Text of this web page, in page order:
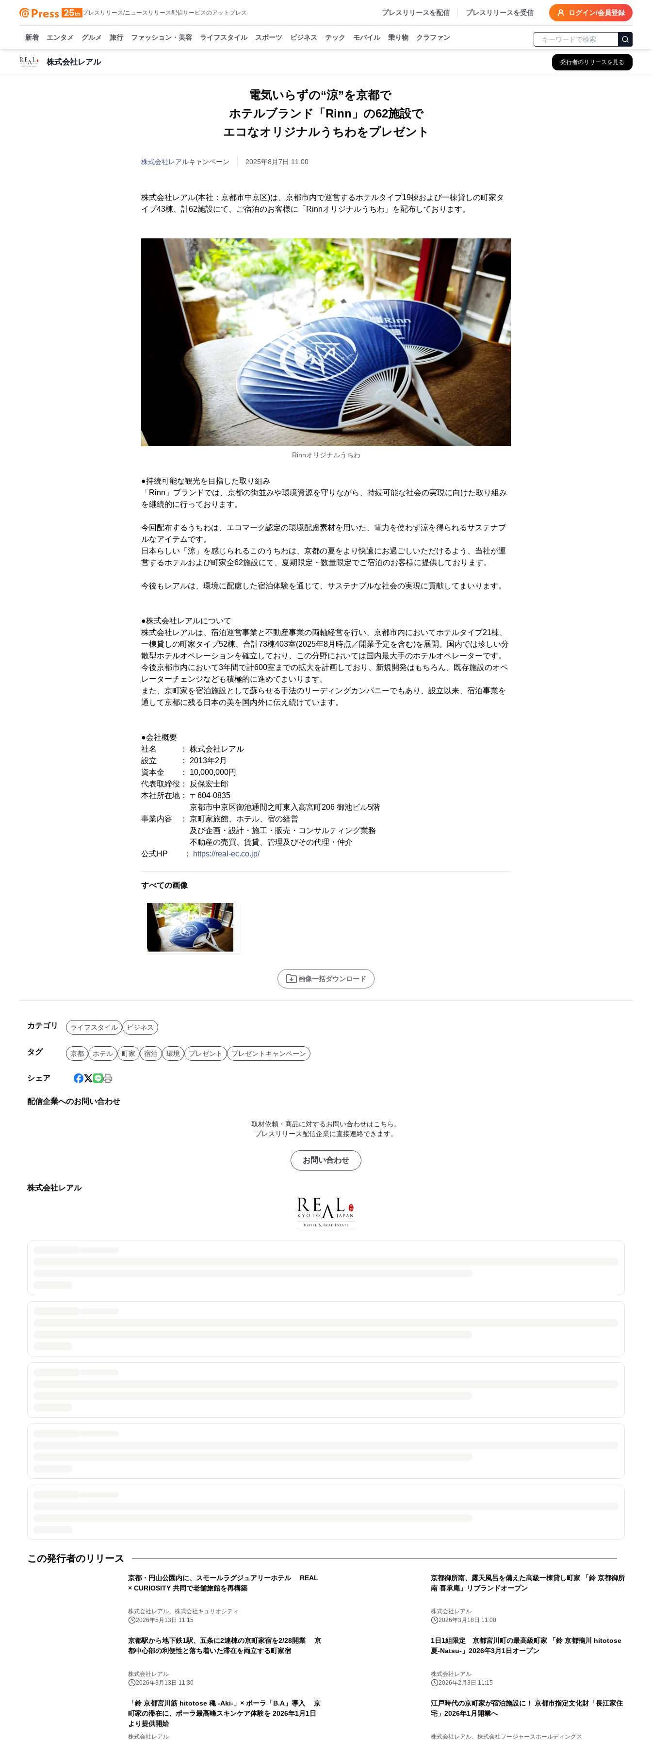
プレスリリース/ニュースリリース配信サービスのアットプレス プレスリリースを配信 プレスリリースを受信 ログイン/会員登録
新着 エンタメ グルメ 旅行 ファッション・美容 ライフスタイル スポーツ ビジネス テック モバイル 乗り物 クラファン
株式会社レアル 発行者のリリースを見る
電気いらずの“涼”を京都で
ホテルブランド「Rinn」の62施設で
エコなオリジナルうちわをプレゼント
株式会社レアルキャンペーン 2025年8月7日 11:00
株式会社レアル(本社：京都市中京区)は、京都市内で運営するホテルタイプ19棟および一棟貸しの町家タ
イプ43棟、計62施設にて、ご宿泊のお客様に「Rinnオリジナルうちわ」を配布しております。
Rinnオリジナルうちわ
●持続可能な観光を目指した取り組み
「Rinn」ブランドでは、京都の街並みや環境資源を守りながら、持続可能な社会の実現に向けた取り組み
を継続的に行っております。
今回配布するうちわは、エコマーク認定の環境配慮素材を用いた、電力を使わず涼を得られるサステナブ
ルなアイテムです。
日本らしい「涼」を感じられるこのうちわは、京都の夏をより快適にお過ごしいただけるよう、当社が運
営するホテルおよび町家全62施設にて、夏期限定・数量限定でご宿泊のお客様に提供しております。
今後もレアルは、環境に配慮した宿泊体験を通じて、サステナブルな社会の実現に貢献してまいります。
●株式会社レアルについて
株式会社レアルは、宿泊運営事業と不動産事業の両軸経営を行い、京都市内においてホテルタイプ21棟、
一棟貸しの町家タイプ52棟、合計73棟403室(2025年8月時点／開業予定を含む)を展開。国内では珍しい分
散型ホテルオペレーションを確立しており、この分野においては国内最大手のホテルオペレーターです。
今後京都市内において3年間で計600室までの拡大を計画しており、新規開発はもちろん、既存施設のオペ
レーターチェンジなども積極的に進めてまいります。
また、京町家を宿泊施設として蘇らせる手法のリーディングカンパニーでもあり、設立以来、宿泊事業を
通して京都に残る日本の美を国内外に伝え続けています。
●会社概要
社名 ： 株式会社レアル
設立 ： 2013年2月
資本金 ： 10,000,000円
代表取締役： 反保宏士郎
本社所在地： 〒604-0835
京都市中京区御池通間之町東入高宮町206 御池ビル5階
事業内容 ： 京町家旅館、ホテル、宿の経営
及び企画・設計・施工・販売・コンサルティング業務
不動産の売買、賃貸、管理及びその代理・仲介
公式HP ：
https://real-ec.co.jp/
すべての画像
画像一括ダウンロード
カテゴリ ライフスタイル ビジネス
タグ 京都 ホテル 町家 宿泊 環境 プレゼント プレゼントキャンペーン
シェア
配信企業へのお問い合わせ
取材依頼・商品に対するお問い合わせはこちら。
プレスリリース配信企業に直接連絡できます。
お問い合わせ
株式会社レアル
この発行者のリリース
京都・円山公園内に、スモールラグジュアリーホテル REAL
× CURIOSITY 共同で老舗旅館を再構築
株式会社レアル、株式会社キュリオシティ
2026年5月13日 11:15
京都御所南、露天風呂を備えた高級一棟貸し町家 「鈴 京都御所
南 喜承庵」リブランドオープン
株式会社レアル
2026年3月18日 11:00
京都駅から地下鉄1駅、五条に2連棟の京町家宿を2/28開業 京
都中心部の利便性と落ち着いた滞在を両立する町家宿
株式会社レアル
2026年3月13日 11:30
1日1組限定 京都宮川町の最高級町家 「鈴 京都鴨川 hitotose
夏-Natsu-」2026年3月1日オープン
株式会社レアル
2026年2月3日 11:15
「鈴 京都宮川筋 hitotose 穐 -Aki-」× ポーラ「B.A」導入 京
町家の滞在に、ポーラ最高峰スキンケア体験を 2026年1月1日
より提供開始
株式会社レアル
江戸時代の京町家が宿泊施設に！ 京都市指定文化財「長江家住
宅」2026年1月開業へ
株式会社レアル、株式会社フージャースホールディングス